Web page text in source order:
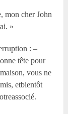
mon cher John
»
: –
tête pour
vous ne
etbientôt